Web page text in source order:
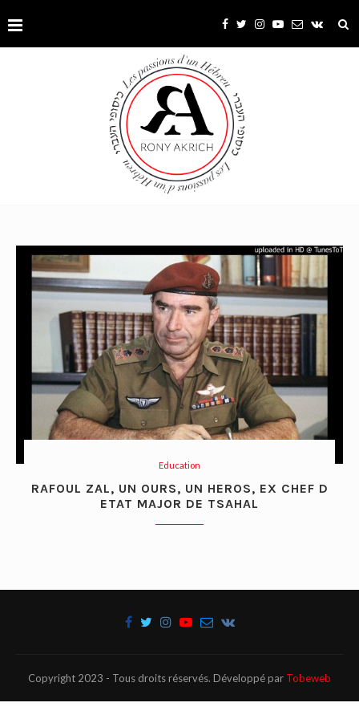
Education
RAFOUL ZAL, UN OURS, UN HEROS, EX CHEF D
ETAT MAJOR DE TSAHAL
Copyright 2023 - Tous droits réservés. Développé par Tobeweb